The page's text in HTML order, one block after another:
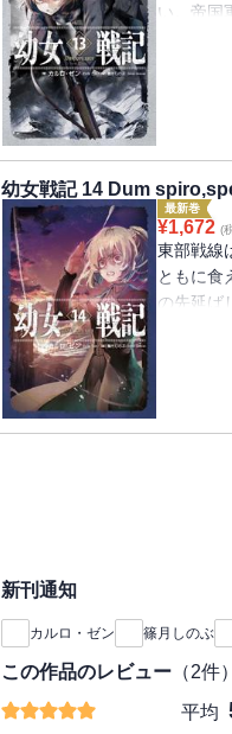
い。帝国
国軍で
幼女戦記 14 Dum
最新巻
¥1,672 (
東部戦線
ともに食
の先延ば
戦場を
新刊通知
カルロ・ゼン 篠月しのぶ
この作品のレビュー （2件）
平均